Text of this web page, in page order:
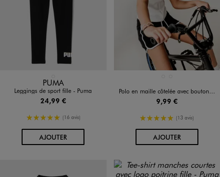
Disponible en 1 coloris
PUMA
Leggings de sport fille - Puma
24,99 €
5/5 de moyenne
(16 avis)
AJOUTERAU PANIER
Polo en maille côtelée avec boutons fantaisie fille
9,99 €
5/5 de moyenne
(13 avis)
AJOUTERAU PANIER